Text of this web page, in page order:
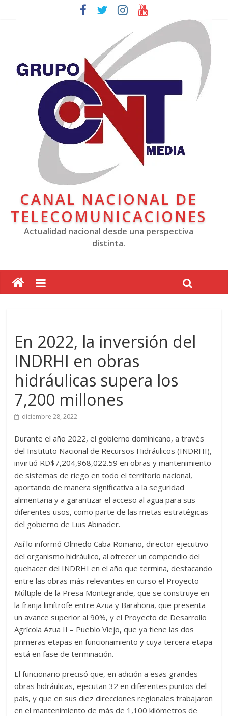
CANAL NACIONAL DE
TELECOMUNICACIONES
Actualidad nacional desde una perspectiva
distinta.
En 2022, la inversión del
INDRHI en obras
hidráulicas supera los
7,200 millones
diciembre 28, 2022
Durante el año 2022, el gobierno dominicano, a través
del Instituto Nacional de Recursos Hidráulicos (INDRHI),
invirtió RD$7,204,968,022.59 en obras y mantenimiento
de sistemas de riego en todo el territorio nacional,
aportando de manera significativa a la seguridad
alimentaria y a garantizar el acceso al agua para sus
diferentes usos, como parte de las metas estratégicas
del gobierno de Luis Abinader.
Así lo informó Olmedo Caba Romano, director ejecutivo
del organismo hidráulico, al ofrecer un compendio del
quehacer del INDRHI en el año que termina, destacando
entre las obras más relevantes en curso el Proyecto
Múltiple de la Presa Montegrande, que se construye en
la franja limítrofe entre Azua y Barahona, que presenta
un avance superior al 90%, y el Proyecto de Desarrollo
Agrícola Azua II – Pueblo Viejo, que ya tiene las dos
primeras etapas en funcionamiento y cuya tercera etapa
está en fase de terminación.
El funcionario precisó que, en adición a esas grandes
obras hidráulicas, ejecutan 32 en diferentes puntos del
país, y que en sus diez direcciones regionales trabajaron
en el mantenimiento de más de 1,100 kilómetros de